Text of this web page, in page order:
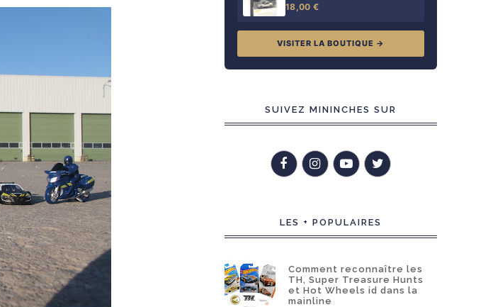
18,00 €
VISITER LA BOUTIQUE →
SUIVEZ MININCHES SUR
LES + POPULAIRES
Comment reconnaître les
TH, Super Treasure Hunts
et Hot Wheels id dans la
mainline